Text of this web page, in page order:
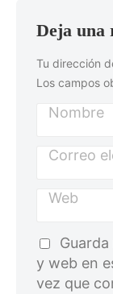
Deja una
Tu dirección
Los campos
Nombre
Correo
Web
y web en
vez que